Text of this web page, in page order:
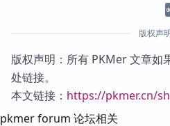
版权声
版权声明：所有 PKMer 文章如
处链接。
本文链接： https://pkmer.cn/
pkmer forum 论坛相关